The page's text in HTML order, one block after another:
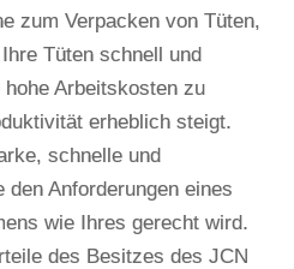
zum Verpacken von Tüten,
Tüten schnell und
Arbeitskosten zu
erheblich steigt.
schnelle und
Anforderungen eines
wie Ihres gerecht wird.
des Besitzes des JCN